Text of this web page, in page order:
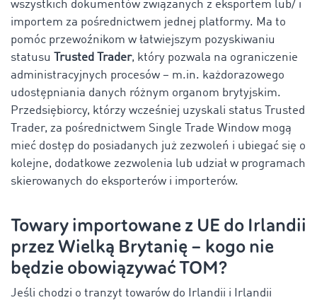
wszystkich dokumentów związanych z eksportem lub/ i
importem za pośrednictwem jednej platformy. Ma to
pomóc przewoźnikom w łatwiejszym pozyskiwaniu
statusu
Trusted Trader, który pozwala na ograniczenie
administracyjnych procesów – m.in. każdorazowego
udostępniania danych różnym organom brytyjskim.
Przedsiębiorcy, którzy wcześniej uzyskali status Trusted
Trader, za pośrednictwem Single Trade Window mogą
mieć dostęp do posiadanych już zezwoleń i ubiegać się o
kolejne, dodatkowe zezwolenia lub udział w programach
skierowanych do eksporterów i importerów.
Towary importowane z UE do Irlandii
przez Wielką Brytanię – kogo nie
będzie obowiązywać TOM?
Jeśli chodzi o tranzyt towarów do Irlandii i Irlandii